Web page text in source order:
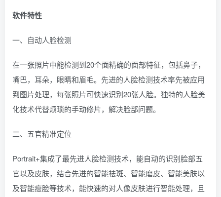
软件特性
一、自动人脸检测
在一张照片中能检测到20个面精确的面部特征，包括鼻子，
嘴巴，耳朵，眼睛和眉毛。先进的人脸检测技术率先被应用
到图片处理，每张照片可快速识别20张人脸。独特的人脸美
化技术代替烦琐的手动修片，解决脸部问题。
二、五官精准定位
Portrait+集成了最先进人脸检测技术，能自动的识别脸部五
官以及皮肤，结合先进的智能祛斑、智能磨皮、智能美肤以
及智能瘦脸等技术，能快速的对人像皮肤进行智能处理，且